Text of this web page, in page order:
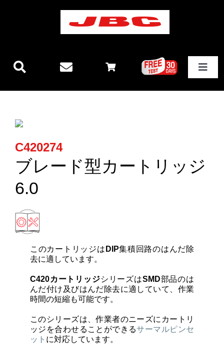
Toggle
JBCテクノロジー
新製品情報
ステーション
その他製品
カートリッジとこて先
サポート
お問合せ
C420274
ブレード型カートリッジ
6.0
このカートリッジは DIP集積回路のはんだ除
去に適しています。
C420カートリッジシリーズはSMD部品のは
んだ付け及びはんだ除去に適していて、作業
時間の短縮も可能です。
このシリーズは、作業者のニーズにカートリ
ッジを合わせることができるサーマルピンセ
ット に対応しています。